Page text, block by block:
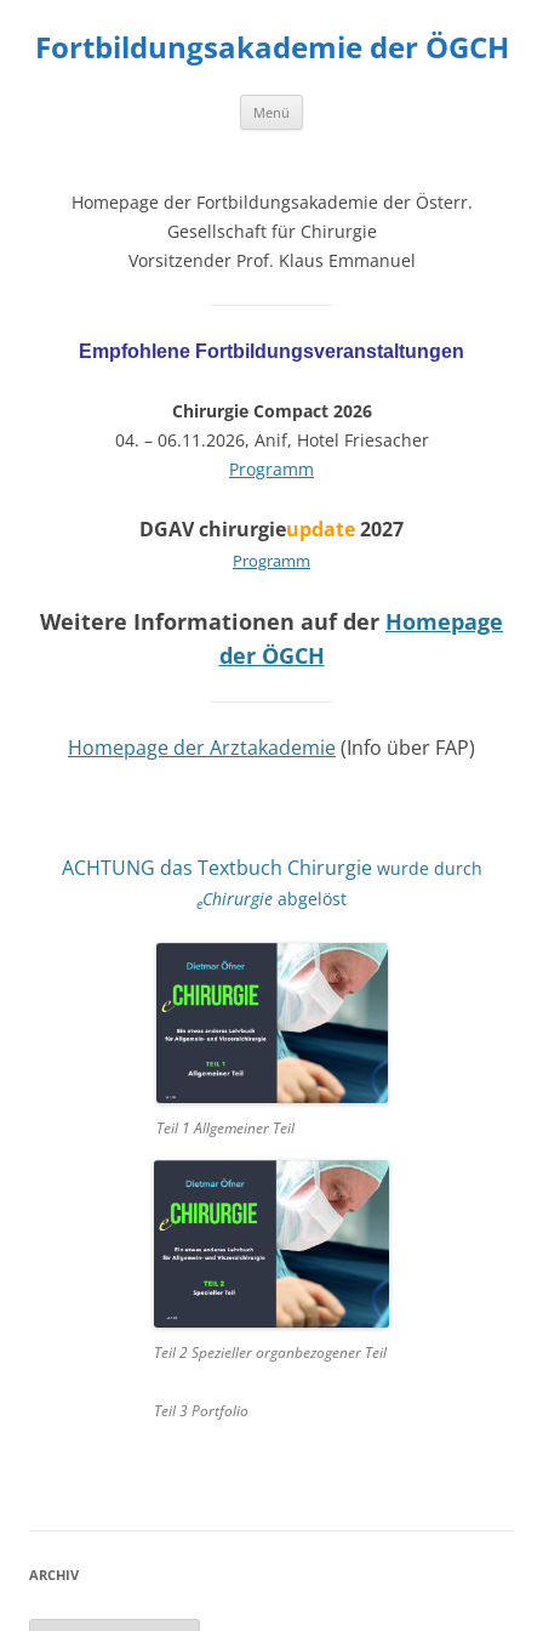
Fortbildungsakademie der ÖGCH
Menü
Homepage der Fortbildungsakademie der Österr.
Gesellschaft für Chirurgie
Vorsitzender Prof. Klaus Emmanuel
Empfohlene Fortbildungsveranstaltungen
Chirurgie Compact 2026
04. – 06.11.2026, Anif, Hotel Friesacher
Programm
DGAV chirurgieupdate2027
Programm
Weitere Informationen auf der Homepage
der ÖGCH
Homepage der Arztakademie(Info über FAP)
ACHTUNG das Textbuch Chirurgiewurde durch
eChirurgie abgelöst
Teil 1 Allgemeiner Teil
Teil 2 Spezieller organbezogener Teil
Teil 3 Portfolio
ARCHIV
Archiv